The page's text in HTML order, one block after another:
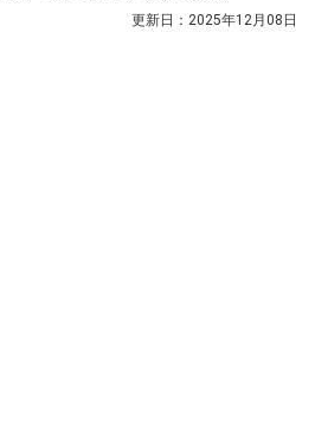
更新日： 2025年12月08日